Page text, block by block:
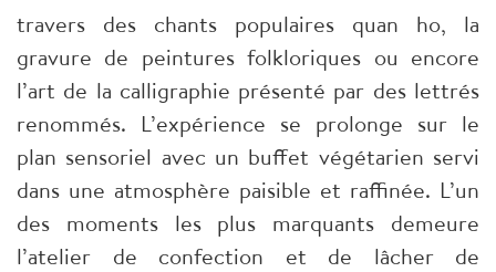
travers des chants populaires quan ho, la
gravure de peintures folkloriques ou encore
l’art de la calligraphie présenté par des lettrés
renommés. L’expérience se prolonge sur le
plan sensoriel avec un buffet végétarien servi
dans une atmosphère paisible et raffinée. L’un
des moments les plus marquants demeure
l’atelier de confection et de lâcher de